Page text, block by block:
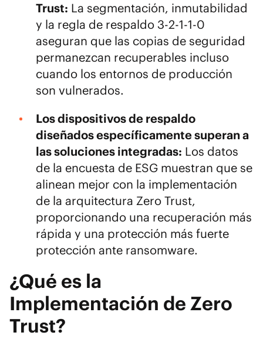
Trust: La segmentación, inmutabilidad
y la regla de respaldo 3-2-1-1-0
aseguran que las copias de seguridad
permanezcan recuperables incluso
cuando los entornos de producción
son vulnerados.
Los dispositivos de respaldo
diseñados específicamente superan a
las soluciones integradas: Los datos
de la encuesta de ESG muestran que se
alinean mejor con la implementación
de la arquitectura Zero Trust,
proporcionando una recuperación más
rápida y una protección más fuerte
protección ante ransomware.
¿Qué es la
Implementación de Zero
Trust?